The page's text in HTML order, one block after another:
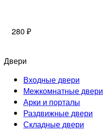
280 ₽
Двери
Входные двери
Межкомнатные двери
Арки и порталы
Раздвижные двери
Складные двери